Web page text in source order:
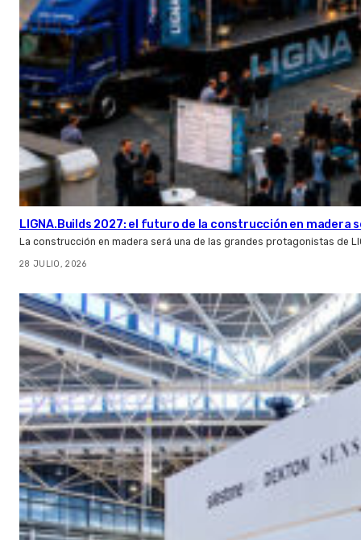
LIGNA.Builds 2027: el futuro de la construcción en madera
La construcción en madera será una de las grandes protagonistas de
28 JULIO, 2026